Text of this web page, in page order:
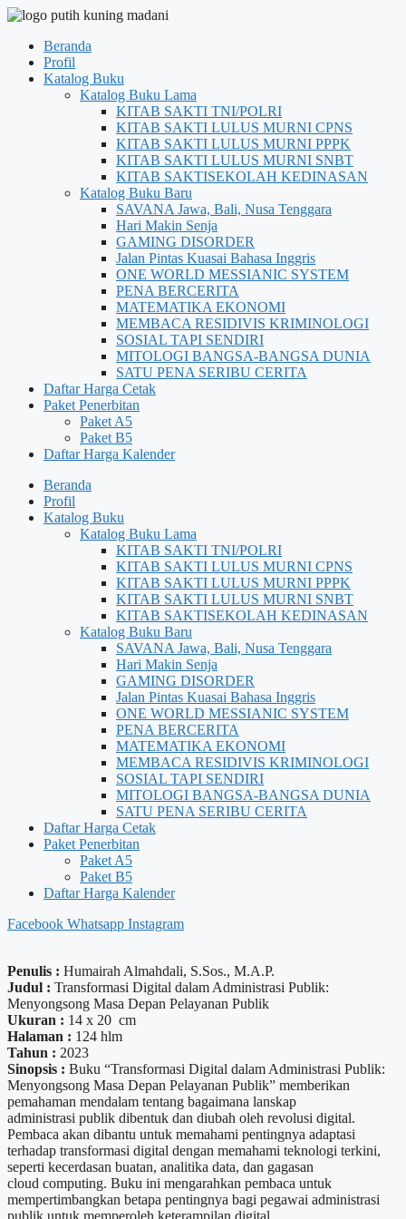
Beranda
Profil
Katalog Buku
Katalog Buku Lama
KITAB SAKTI TNI/POLRI
KITAB SAKTI LULUS MURNI CPNS
KITAB SAKTI LULUS MURNI PPPK
KITAB SAKTI LULUS MURNI SNBT
KITAB SAKTISEKOLAH KEDINASAN
Katalog Buku Baru
SAVANA Jawa, Bali, Nusa Tenggara
Hari Makin Senja
GAMING DISORDER
Jalan Pintas Kuasai Bahasa Inggris
ONE WORLD MESSIANIC SYSTEM
PENA BERCERITA
MATEMATIKA EKONOMI
MEMBACA RESIDIVIS KRIMINOLOGI
SOSIAL TAPI SENDIRI
MITOLOGI BANGSA-BANGSA DUNIA
SATU PENA SERIBU CERITA
Daftar Harga Cetak
Paket Penerbitan
Paket A5
Paket B5
Daftar Harga Kalender
Beranda
Profil
Katalog Buku
Katalog Buku Lama
KITAB SAKTI TNI/POLRI
KITAB SAKTI LULUS MURNI CPNS
KITAB SAKTI LULUS MURNI PPPK
KITAB SAKTI LULUS MURNI SNBT
KITAB SAKTISEKOLAH KEDINASAN
Katalog Buku Baru
SAVANA Jawa, Bali, Nusa Tenggara
Hari Makin Senja
GAMING DISORDER
Jalan Pintas Kuasai Bahasa Inggris
ONE WORLD MESSIANIC SYSTEM
PENA BERCERITA
MATEMATIKA EKONOMI
MEMBACA RESIDIVIS KRIMINOLOGI
SOSIAL TAPI SENDIRI
MITOLOGI BANGSA-BANGSA DUNIA
SATU PENA SERIBU CERITA
Daftar Harga Cetak
Paket Penerbitan
Paket A5
Paket B5
Daftar Harga Kalender
Facebook Whatsapp Instagram
Penulis : Humairah Almahdali, S.Sos., M.A.P.
Judul : Transformasi Digital dalam Administrasi Publik:
Menyongsong Masa Depan Pelayanan Publik
Ukuran : 14 x 20 cm
Halaman : 124 hlm
Tahun : 2023
Sinopsis : Buku “Transformasi Digital dalam Administrasi Publik:
Menyongsong Masa Depan Pelayanan Publik” memberikan
pemahaman mendalam tentang bagaimana lanskap
administrasi publik dibentuk dan diubah oleh revolusi digital.
Pembaca akan dibantu untuk memahami pentingnya adaptasi
terhadap transformasi digital dengan memahami teknologi terkini,
seperti kecerdasan buatan, analitika data, dan gagasan
cloud computing. Buku ini mengarahkan pembaca untuk
mempertimbangkan betapa pentingnya bagi pegawai administrasi
publik untuk memperoleh keterampilan digital,